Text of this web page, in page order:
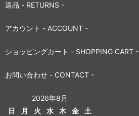
返品 - RETURNS -
アカウント - ACCOUNT -
ショッピングカート - SHOPPING CART -
お問い合わせ - CONTACT -
2026年8月
日
月 火 水 木 金
土